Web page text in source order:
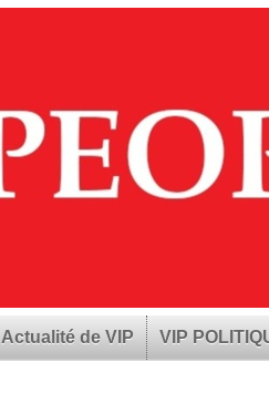
Actualité de VIP VIP